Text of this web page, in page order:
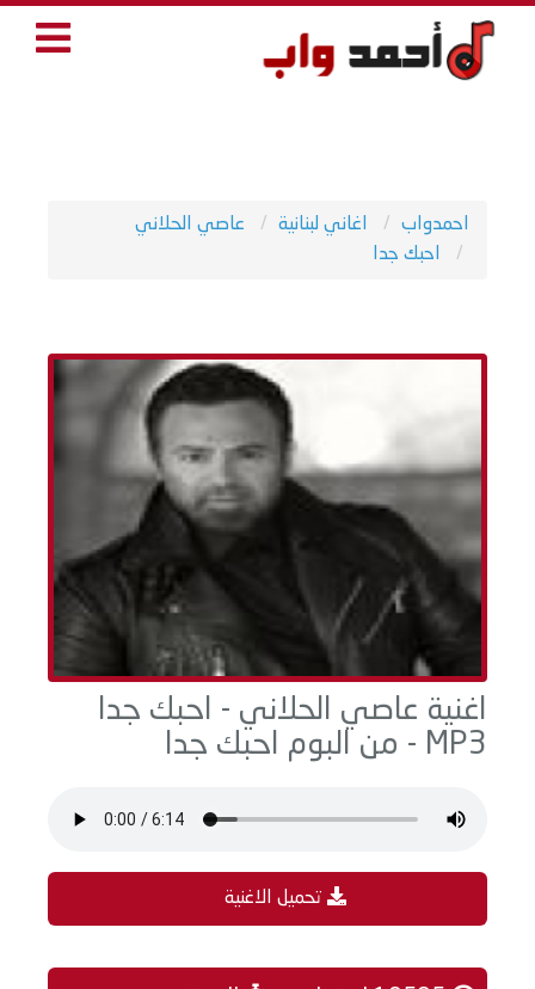
احمدواب اغاني لبنانية
عاصي الحلاني
احبك جدا
اغنية عاصي الحلاني - احبك جدا
MP3 - من البوم احبك جدا
تحميل الاغنية